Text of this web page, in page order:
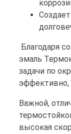
Благодаря
эмаль
задачи по
эффективно,
Важной,
высокая